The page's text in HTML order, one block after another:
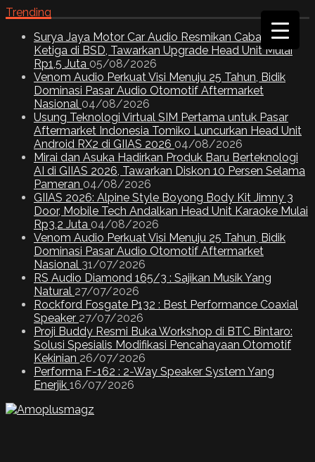
Trending
Surya Jaya Motor Car Audio Resmikan Cabang
Ketiga di BSD, Tawarkan Upgrade Head Unit Mulai
Rp1,5 Juta 05/08/2026
Venom Audio Perkuat Visi Menuju 25 Tahun, Bidik
Dominasi Pasar Audio Otomotif Aftermarket
Nasional 04/08/2026
Usung Teknologi Virtual SIM Pertama untuk Pasar
Aftermarket Indonesia Tomiko Luncurkan Head Unit
Android RX2 di GIIAS 2026 04/08/2026
Mirai dan Asuka Hadirkan Produk Baru Berteknologi
AI di GIIAS 2026, Tawarkan Diskon 10 Persen Selama
Pameran 04/08/2026
GIIAS 2026: Alpine Style Boyong Body Kit Jimny 3
Door, Mobile Tech Andalkan Head Unit Karaoke Mulai
Rp3,2 Juta 04/08/2026
Venom Audio Perkuat Visi Menuju 25 Tahun, Bidik
Dominasi Pasar Audio Otomotif Aftermarket
Nasional 31/07/2026
RS Audio Diamond 165/3 : Sajikan Musik Yang
Natural 27/07/2026
Rockford Fosgate P132 : Best Performance Coaxial
Speaker 27/07/2026
Proji Buddy Resmi Buka Workshop di BTC Bintaro:
Solusi Spesialis Modifikasi Pencahayaan Otomotif
Kekinian 26/07/2026
Performa F-162 : 2-Way Speaker System Yang
Enerjik 16/07/2026